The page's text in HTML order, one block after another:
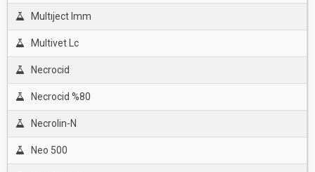
Multıject Imm
Multivet Lc
Necrocid
Necrocid %80
Necrolin-N
Neo 500